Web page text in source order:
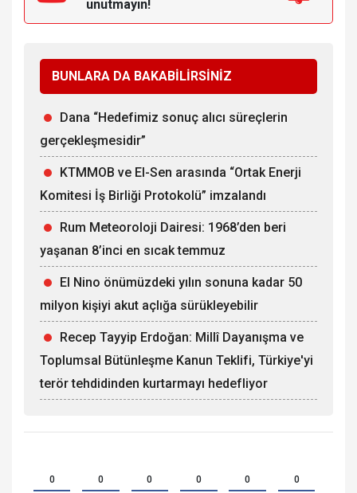
unutmayın!
BUNLARA DA BAKABİLİRSİNİZ
Dana “Hedefimiz sonuç alıcı süreçlerin
gerçekleşmesidir”
KTMMOB ve El-Sen arasında “Ortak Enerji
Komitesi İş Birliği Protokolü” imzalandı
Rum Meteoroloji Dairesi: 1968’den beri
yaşanan 8’inci en sıcak temmuz
El Nino önümüzdeki yılın sonuna kadar 50
milyon kişiyi akut açlığa sürükleyebilir
Recep Tayyip Erdoğan: Millî Dayanışma ve
Toplumsal Bütünleşme Kanun Teklifi, Türkiye'yi
terör tehdidinden kurtarmayı hedefliyor
0 0 0 0 0 0